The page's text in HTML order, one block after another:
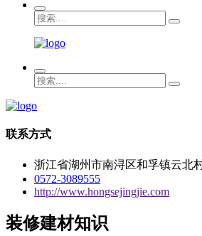
联系方式
浙江省湖州市南浔区和孚镇云北
0572-3089555
http://www.hongsejingjie.com
装修建材知识